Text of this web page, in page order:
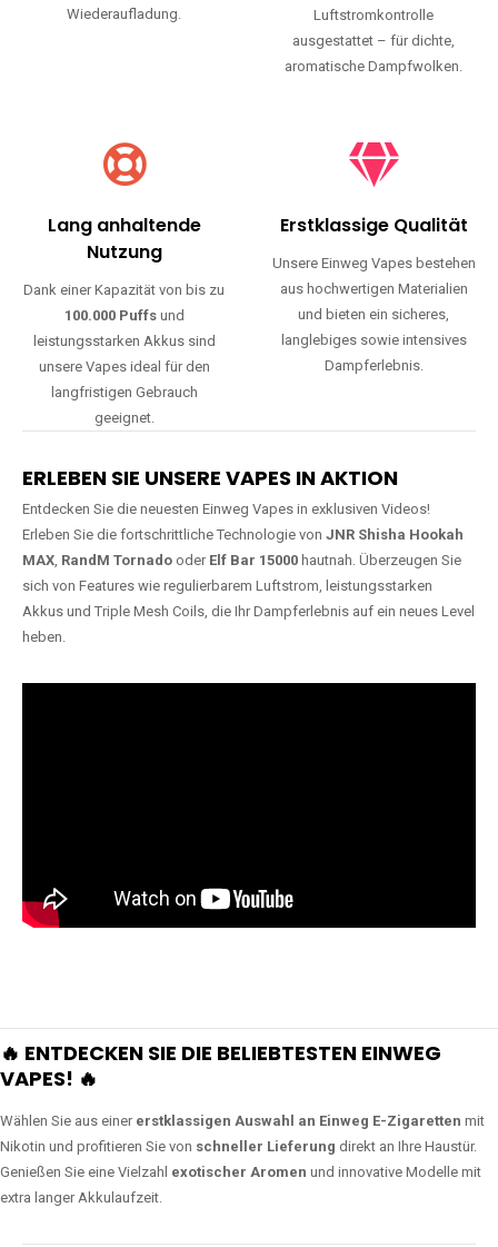
Wiederaufladung.
Luftstromkontrolle
ausgestattet – für dichte,
aromatische Dampfwolken.
Lang anhaltende
Nutzung
Dank einer Kapazität von bis zu
100.000 Puffsund
leistungsstarken Akkus sind
unsere Vapes ideal für den
langfristigen Gebrauch
geeignet.
Erstklassige Qualität
Unsere Einweg Vapes bestehen
aus hochwertigen Materialien
und bieten ein sicheres,
langlebiges sowie intensives
Dampferlebnis.
ERLEBEN SIE UNSERE VAPES IN AKTION
Entdecken Sie die neuesten Einweg Vapes in exklusiven Videos!
Erleben Sie die fortschrittliche Technologie von JNR Shisha Hookah
MAX, RandM Tornado oder Elf Bar 15000 hautnah. Überzeugen Sie
sich von Features wie regulierbarem Luftstrom, leistungsstarken
Akkus und Triple Mesh Coils, die Ihr Dampferlebnis auf ein neues Level
heben.
🔥 ENTDECKEN SIE DIE BELIEBTESTEN EINWEG
VAPES! 🔥
Wählen Sie aus einer erstklassigen Auswahl an Einweg E-Zigaretten mit
Nikotin und profitieren Sie von schneller Lieferung direkt an Ihre Haustür.
Genießen Sie eine Vielzahl exotischer Aromen und innovative Modelle mit
extra langer Akkulaufzeit.